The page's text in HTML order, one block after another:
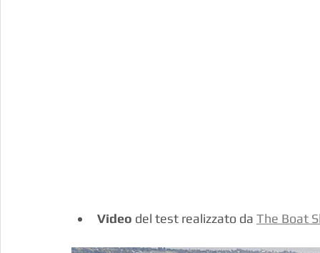
Video del test realizzato da The Boat